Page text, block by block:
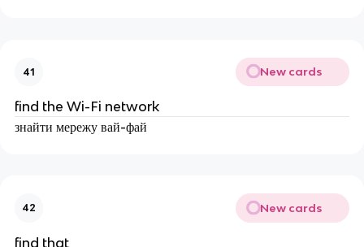
41 New cards
find the Wi-Fi network
знайти мережу вай-фай
42 New cards
find that